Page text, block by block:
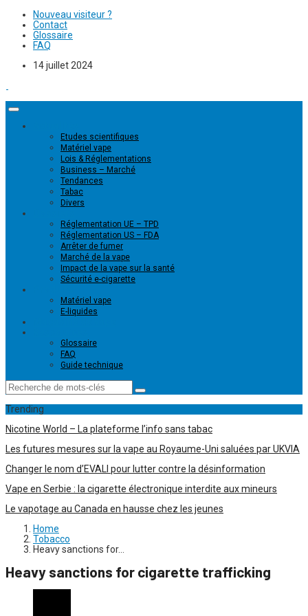
Nouveau visiteur ?
Contact
Glossaire
FAQ
14 juillet 2024
Etudes scientifiques
Matériel vape
Lois & Réglementations
Business – Marché
Tendances
Tabac
Divers
Réglementation UE – TPD
Réglementation US – FDA
Arrêter de fumer
Marché de la vape
Impact de la vape sur la santé
Sécurité e-cigarette
Matériel vape
E-liquides
Glossaire
FAQ
Guide technique
Trending
Nicotine World – La plateforme l’info sans tabac
Les futures mesures sur la vape au Royaume-Uni saluées par UKVIA
Changer le nom d’EVALI pour lutter contre la désinformation
Vape en Serbie : la cigarette électronique interdite aux mineurs
Le vapotage au Canada en hausse chez les jeunes
Home
Tobacco
Heavy sanctions for…
Heavy sanctions for cigarette trafficking